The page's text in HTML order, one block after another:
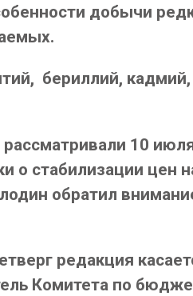
добычи
бериллий,
10
о стабилизации
обратил
редакция
Комитета по